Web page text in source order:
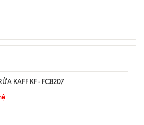
KAFF KF - FC8207